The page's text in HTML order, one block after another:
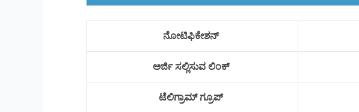
ನೋಟಿಫಿಕೇಶನ್
ಅರ್ಜಿ ಸಲ್ಲಿಸುವ ಲಿಂಕ್
ಟೆಲಿಗ್ರಾಮ್ ಗ್ರೂಪ್